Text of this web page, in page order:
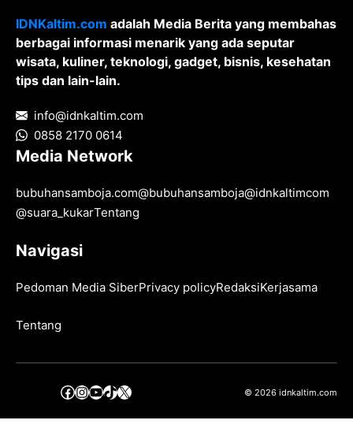
IDNKaltim.com adalah Media Berita yang membahas
berbagai informasi menarik yang ada seputar
wisata, kuliner, teknologi, gadget, bisnis, kesehatan
tips dan lain-lain.
info@idnkaltim.com
0858 2170 0614
Media Network
bubuhansamboja.com@bubuhansamboja@idnkaltimcom
@suara_kukarTentang
Navigasi
Pedoman Media SiberPrivacy policyRedaksiKerjasama
Tentang
Facebook
Instagram
YouTube
TikTok
X © 2026 idnkaltim.com